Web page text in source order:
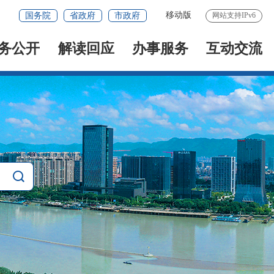
国务院 省政府 市政府 移动版 网站支持IPv6
公开 解读回应 办事服务 互动交流